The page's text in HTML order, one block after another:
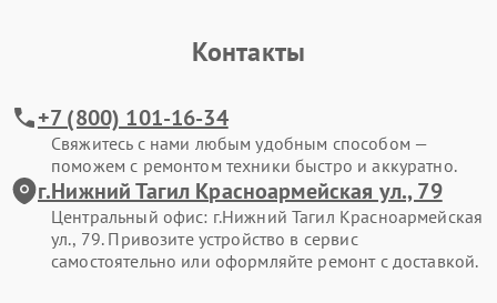
Контакты
+7 (800) 101-16-34
Свяжитесь с нами любым удобным способом —
поможем с ремонтом техники быстро и аккуратно.
г.Нижний Тагил Красноармейская ул., 79
Центральный офис: г.Нижний Тагил Красноармейская
ул., 79. Привозите устройство в сервис
самостоятельно или оформляйте ремонт с доставкой.